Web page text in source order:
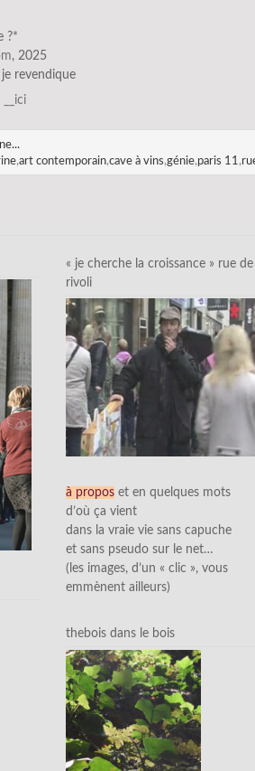
?*
, 2025
je revendique
ici
,art contemporain,cave à vins,génie,paris 11 ,
« je cherche la croissance » rue de
rivoli
à propos et en quelques mots
d’où ça vient
dans la vraie vie sans capuche
et sans pseudo sur le net…
(les images, d’un « clic », vous
emmènent ailleurs)
thebois dans le bois